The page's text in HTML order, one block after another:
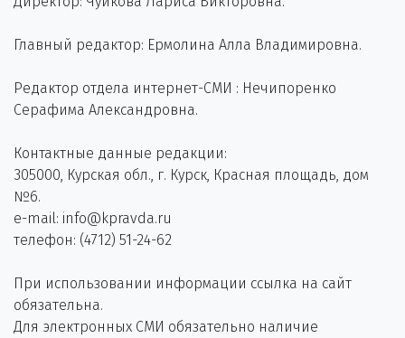
Главный редактор: Ермолина Алла Владимировна.
Редактор отдела интернет-СМИ : Нечипоренко
Серафима Александровна.
Контактные данные редакции:
305000, Курская обл., г. Курск, Красная площадь, дом
№6.
e-mail: info@kpravda.ru
телефон: (4712) 51-24-62
При использовании информации ссылка на сайт
обязательна.
Для электронных СМИ обязательно наличие